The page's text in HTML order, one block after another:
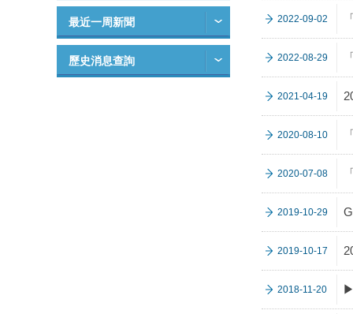
最近一周新聞
歷史消息查詢
2022-09-02
2022-08-29
2021-04-19
2020-08-10
2020-07-08
2019-10-29
2019-10-17
2018-11-20